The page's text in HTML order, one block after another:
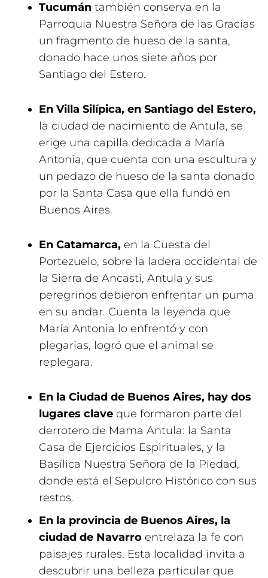
Tucumán también conserva en la
Parroquia Nuestra Señora de las Gracias
un fragmento de hueso de la santa,
donado hace unos siete años por
Santiago del Estero.
En Villa Silípica, en Santiago del Estero,
la ciudad de nacimiento de Antula, se
erige una capilla dedicada a María
Antonia, que cuenta con una escultura y
un pedazo de hueso de la santa donado
por la Santa Casa que ella fundó en
Buenos Aires.
En Catamarca, en la Cuesta del
Portezuelo, sobre la ladera occidental de
la Sierra de Ancasti, Antula y sus
peregrinos debieron enfrentar un puma
en su andar. Cuenta la leyenda que
María Antonia lo enfrentó y con
plegarias, logró que el animal se
replegara.
En la Ciudad de Buenos Aires, hay dos
lugares clave que formaron parte del
derrotero de Mama Antula: la Santa
Casa de Ejercicios Espirituales, y la
Basílica Nuestra Señora de la Piedad,
donde está el Sepulcro Histórico con sus
restos.
En la provincia de Buenos Aires, la
ciudad de Navarro entrelaza la fe con
paisajes rurales. Esta localidad invita a
descubrir una belleza particular que